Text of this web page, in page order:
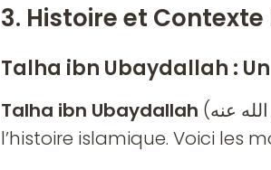
3. Histoire et
Talha ibn Ubaydallah :
Talha ibn Ubaydallah (رضي الله عنه) est l’une des figures les plus marquantes de
l’histoire islamique. Voici les